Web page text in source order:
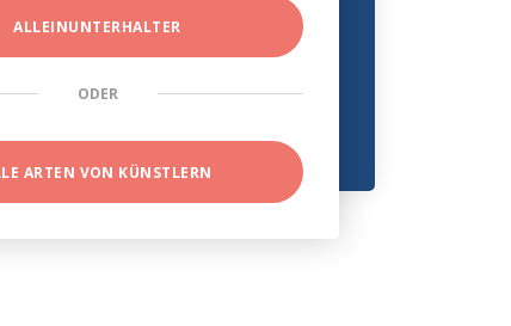
ALLEINUNTERHALTER
ODER
ARTEN VON KÜNSTLERN